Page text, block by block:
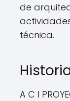
de
técnica.
A C I